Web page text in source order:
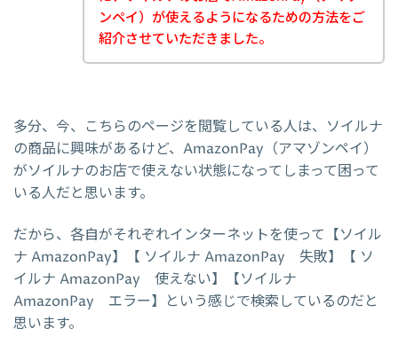
ンペイ）が使えるようになるための方法をご
紹介させていただきました。
多分、今、こちらのページを閲覧している人は、ソイルナ
の商品に興味があるけど、AmazonPay（アマゾンペイ）
がソイルナのお店で使えない状態になってしまって困って
いる人だと思います。
だから、各自がそれぞれインターネットを使って【ソイル
ナ AmazonPay】【 ソイルナ AmazonPay 失敗】【 ソ
イルナ AmazonPay 使えない】【ソイルナ
AmazonPay エラー】という感じで検索しているのだと
思います。